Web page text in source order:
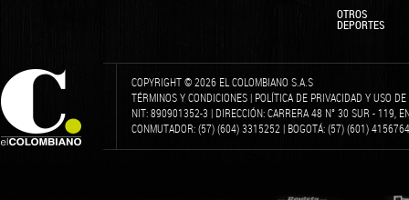
OTROS
DEPORTES
COPYRIGHT © 2026 EL COLOMBIANO S.A.S
TÉRMINOS Y CONDICIONES | POLÍTICA DE PRIVACIDAD Y USO
NIT: 890901352-3 | DIRECCIÓN: CARRERA 48 N° 30 SUR - 119,
CONMUTADOR: (57) (604) 3315252 | BOGOTÁ: (57) (601)